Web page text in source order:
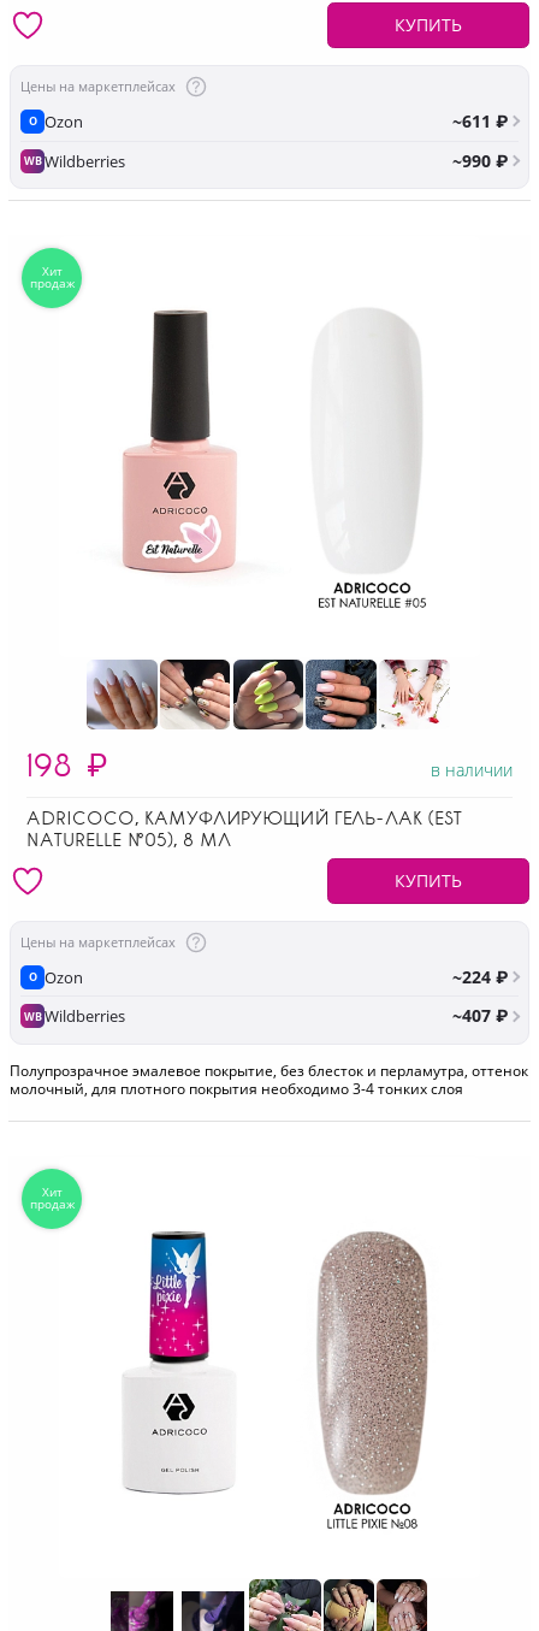
КУПИТЬ
Цены на маркетплейсах
O Ozon ~611 ₽
WBWildberries ~990 ₽
198 ₽ в наличии
ADRICOCO, КАМУФЛИРУЮЩИЙ ГЕЛЬ-ЛАК (EST
NATURELLE №05), 8 МЛ
КУПИТЬ
Цены на маркетплейсах
O Ozon ~224 ₽
WBWildberries ~407 ₽
Полупрозрачное эмалевое покрытие, без блесток и перламутра, оттенок
молочный, для плотного покрытия необходимо 3-4 тонких слоя